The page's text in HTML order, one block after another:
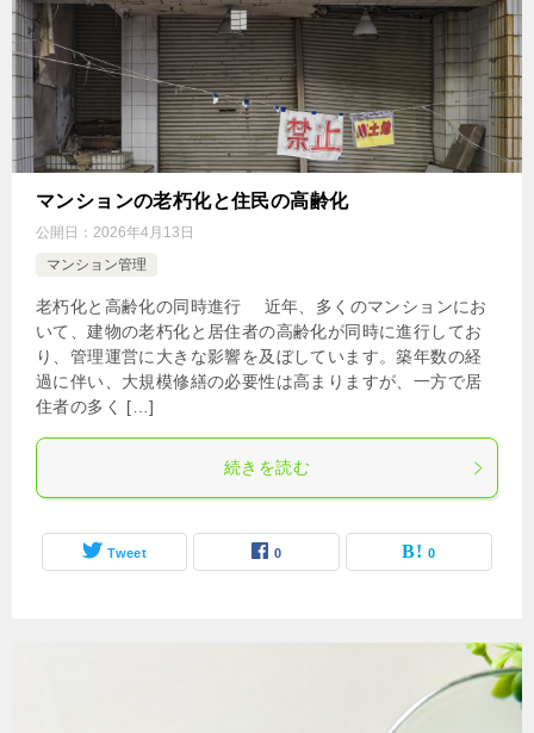
マンションの老朽化と住民の高齢化
公開日： 2026年4月13日
マンション管理
老朽化と高齢化の同時進行 近年、多くのマンションにお
いて、建物の老朽化と居住者の高齢化が同時に進行してお
り、管理運営に大きな影響を及ぼしています。築年数の経
過に伴い、大規模修繕の必要性は高まりますが、一方で居
住者の多く […]
続きを読む
Tweet 0 0